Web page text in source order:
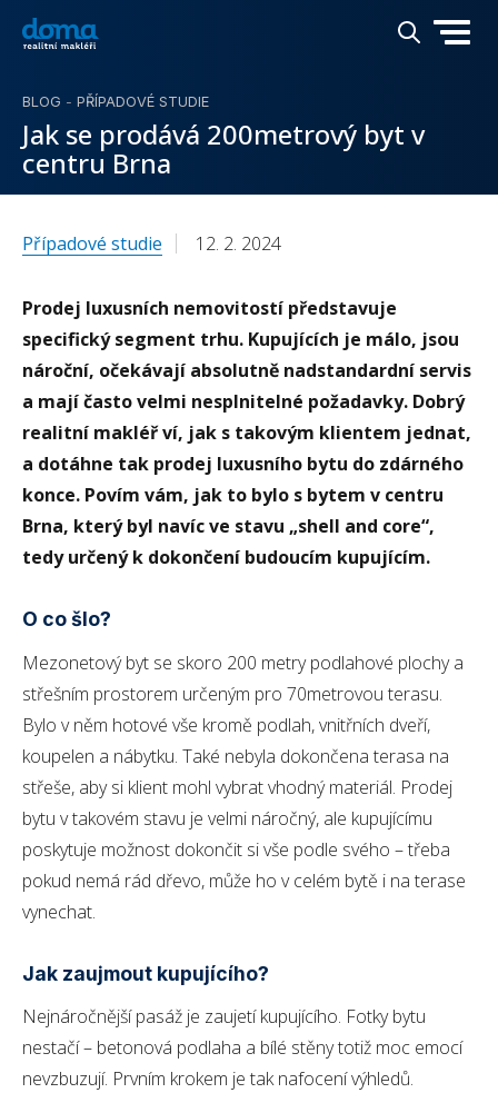
BLOG - PŘÍPADOVÉ STUDIE
Jak se prodává 200metrový byt v
centru Brna
Případové studie 12. 2. 2024
Prodej luxusních nemovitostí představuje
specifický segment trhu. Kupujících je málo, jsou
nároční, očekávají absolutně nadstandardní servis
a mají často velmi nesplnitelné požadavky. Dobrý
realitní makléř ví, jak s takovým klientem jednat,
a dotáhne tak prodej luxusního bytu do zdárného
konce. Povím vám, jak to bylo s bytem v centru
Brna, který byl navícve stavu „shell and core“,
tedy určený k dokončení budoucím kupujícím.
O co šlo?
Mezonetový byt se skoro 200 metry podlahové plochy a
střešním prostorem určeným pro 70metrovou terasu.
Bylo v něm hotové vše kromě podlah, vnitřních dveří,
koupelen a nábytku. Také nebyla dokončena terasa na
střeše, aby si klient mohl vybrat vhodný materiál. Prodej
bytu v takovém stavu je velmi náročný, ale kupujícímu
poskytuje možnost dokončit si vše podle svého – třeba
pokud nemá rád dřevo, může ho v celém bytě i na terase
vynechat.
Jak zaujmout kupujícího?
Nejnáročnější pasáž je zaujetí kupujícího. Fotky bytu
nestačí – betonová podlaha a bílé stěny totiž moc emocí
nevzbuzují. Prvním krokem je tak nafocení výhledů.